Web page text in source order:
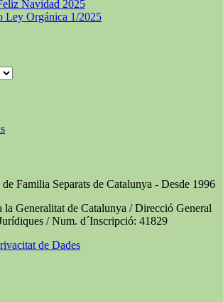
Navidad 2025
Ley Orgánica 1/2025
Familia Separats de Catalunya - Desde 1996
la Generalitat de Catalunya / Direcció General
/ Num. d´Inscripció: 41829
de Dades